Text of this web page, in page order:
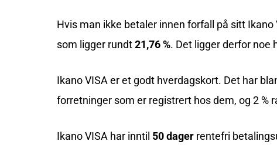
Hvis man ikke betaler innen forfall på sitt
som ligger rundt21,76 %. Det ligger derfor noe
Ikano VISA er et godt hverdagskort. Det har
forretninger som er registrert hos dem, og 2 %
Ikano VISA har inntil 50 dager rentefri